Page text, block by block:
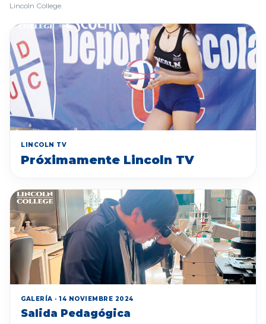
Lincoln College.
LINCOLN TV
Próximamente Lincoln TV
GALERÍA · 14 NOVIEMBRE 2024
Salida Pedagógica